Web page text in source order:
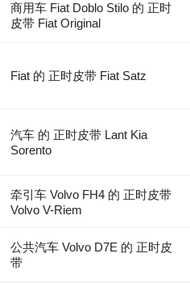
商用车 Fiat Doblo Stilo 的 正时
皮带 Fiat Original
Fiat 的 正时皮带 Fiat Satz
汽车 的 正时皮带 Lant Kia
Sorento
牵引车 Volvo FH4 的 正时皮带
Volvo V-Riem
公共汽车 Volvo D7E 的 正时皮
带